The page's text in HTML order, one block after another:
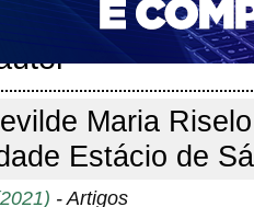
Maria
Estácio de
- Artigos